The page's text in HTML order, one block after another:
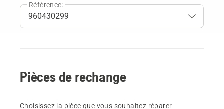
Référence:
Pièces de rechange
Choisissez la pièce que vous souhaitez réparer